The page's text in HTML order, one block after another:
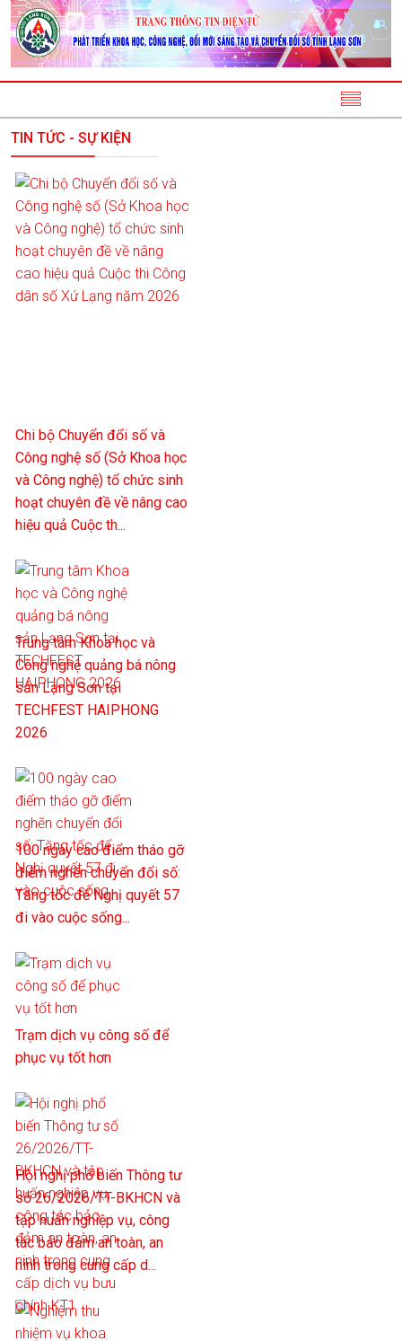
TIN TỨC - SỰ KIỆN
Chi bộ Chuyển đổi số và
Công nghệ số (Sở Khoa học
và Công nghệ) tổ chức sinh
hoạt chuyên đề về nâng cao
hiệu quả Cuộc th...
Trung tâm Khoa học và
Công nghệ quảng bá nông
sản Lạng Sơn tại
TECHFEST HAIPHONG
2026
100 ngày cao điểm tháo gỡ
điểm nghẽn chuyển đổi số:
Tăng tốc để Nghị quyết 57
đi vào cuộc sống...
Trạm dịch vụ công số để
phục vụ tốt hơn
Hội nghị phổ biến Thông tư
số 26/2026/TT-BKHCN và
tập huấn nghiệp vụ, công
tác bảo đảm an toàn, an
ninh trong cung cấp d...